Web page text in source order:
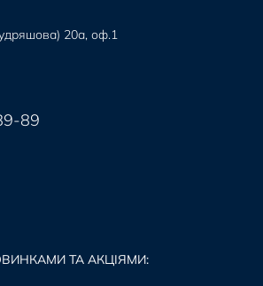
20а, оф.1
89
ТА АКЦІЯМИ: